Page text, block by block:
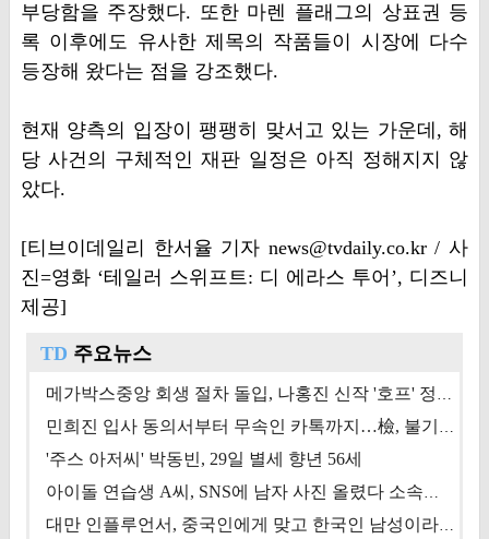
부당함을 주장했다. 또한 마렌 플래그의 상표권 등
록 이후에도 유사한 제목의 작품들이 시장에 다수
등장해 왔다는 점을 강조했다.
현재 양측의 입장이 팽팽히 맞서고 있는 가운데, 해
당 사건의 구체적인 재판 일정은 아직 정해지지 않
았다.
[티브이데일리 한서율 기자 news@tvdaily.co.kr / 사
진=영화 ‘테일러 스위프트: 디 에라스 투어’, 디즈니
제공]
TD 주요뉴스
메가박스중앙 회생 절차 돌입, 나홍진 신작 '호프' 정상 개봉에 쏠린 시선 [상반기 결산 기획]
민희진 입사 동의서부터 무속인 카톡까지…檢, 불기소 처분 근거들 [이슈&톡]
'주스 아저씨' 박동빈, 29일 별세 향년 56세
아이돌 연습생 A씨, SNS에 남자 사진 올렸다 소속사 퇴출
대만 인플루언서, 중국인에게 맞고 한국인 남성이라 진술 '후폭풍'